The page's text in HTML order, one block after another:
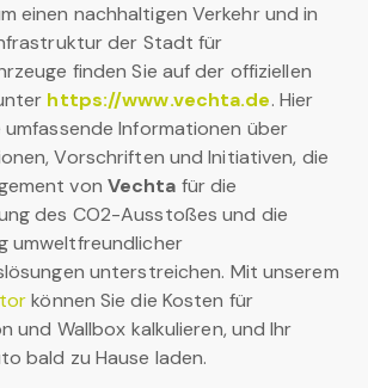
einen nachhaltigen Verkehr und in
der Stadt für
finden Sie auf der offiziellen
https://www.vechta.de. Hier
umfassende Informationen über
Vorschriften und Initiativen, die
von Vechta für die
des CO2-Ausstoßes und die
umweltfreundlicher
unterstreichen. Mit unserem
können Sie die Kosten für
und Wallbox kalkulieren, und Ihr
bald zu Hause laden.